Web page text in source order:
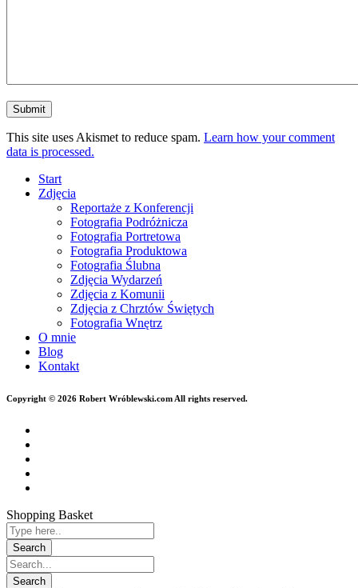
This site uses Akismet to reduce spam. Learn how your comment
data is processed.
Start
Zdjęcia
Reportaże z Konferencji
Fotografia Podróżnicza
Fotografia Portretowa
Fotografia Produktowa
Fotografia Ślubna
Zdjęcia Wydarzeń
Zdjęcia z Komunii
Zdjęcia z Chrztów Świętych
Fotografia Wnętrz
O mnie
Blog
Kontakt
Copyright © 2026 Robert Wróblewski.com All rights reserved.
Shopping Basket